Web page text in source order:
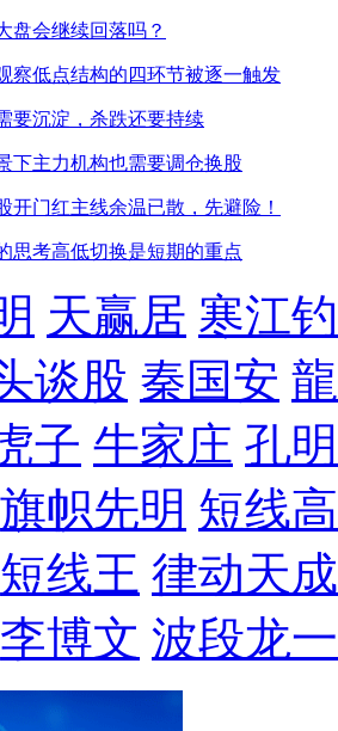
盘会继续回落吗？
察低点结构的四环节被逐一触发
要沉淀，杀跌还要持续
下主力机构也需要调仓换股
开门红主线余温已散，先避险！
思考高低切换是短期的重点
天赢居 寒江
谈股 秦国安
子 牛家庄 孔
旗帜先明 短线
短线王 律动天成
李博文 波段龙一